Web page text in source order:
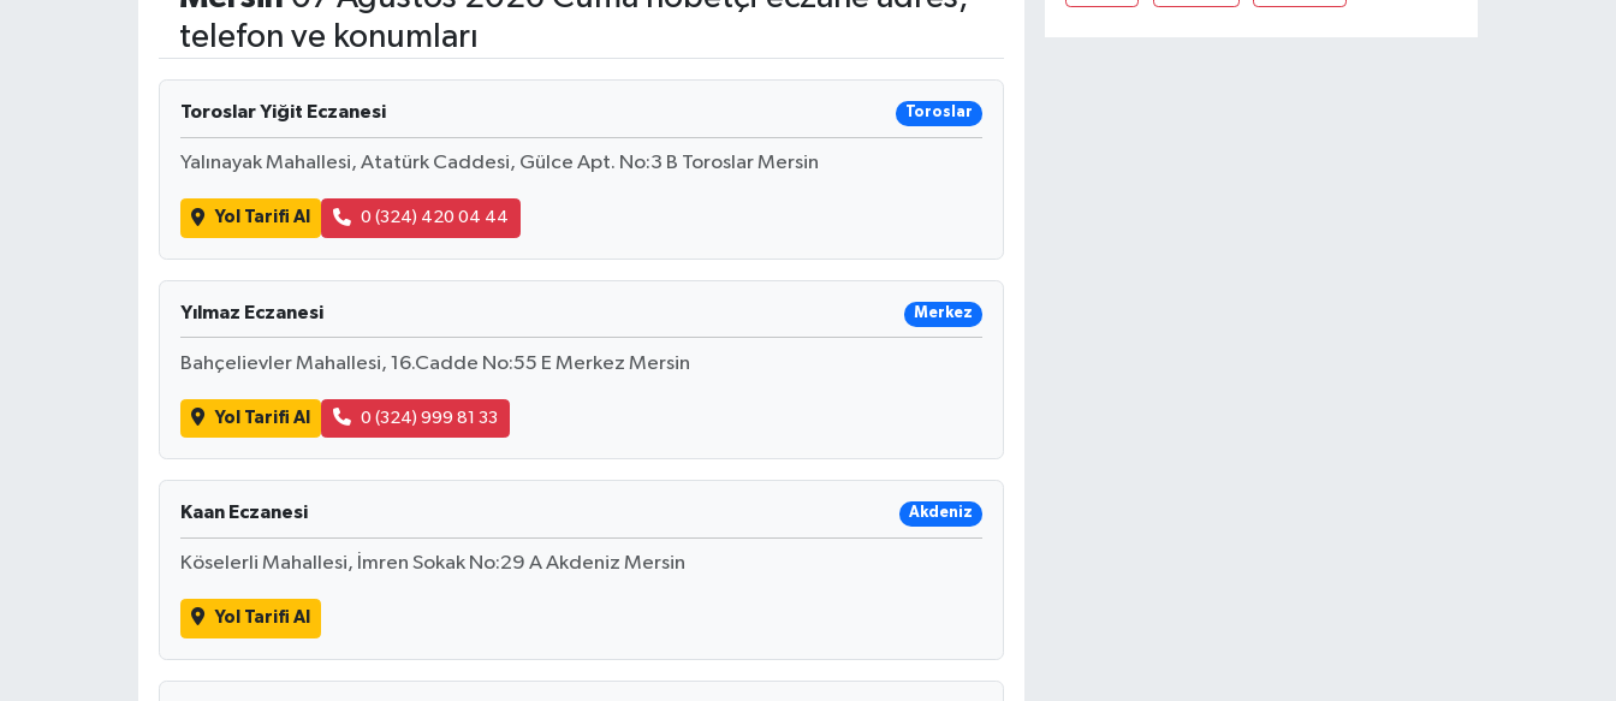
telefon ve konumları
Toroslar Yiğit Eczanesi Toroslar
Yalınayak Mahallesi, Atatürk Caddesi, Gülce Apt. No:3 B Toroslar Mersin
Yol Tarifi Al 0 (324) 420 04 44
Yılmaz Eczanesi Merkez
Bahçelievler Mahallesi, 16.Cadde No:55 E Merkez Mersin
Yol Tarifi Al 0 (324) 999 81 33
Kaan Eczanesi Akdeniz
Köselerli Mahallesi, İmren Sokak No:29 A Akdeniz Mersin
Yol Tarifi Al